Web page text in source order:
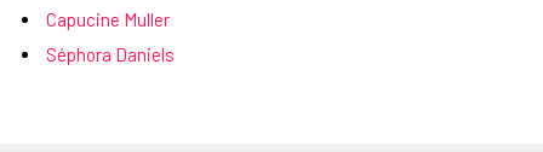
Capucine Muller
Séphora Daniels